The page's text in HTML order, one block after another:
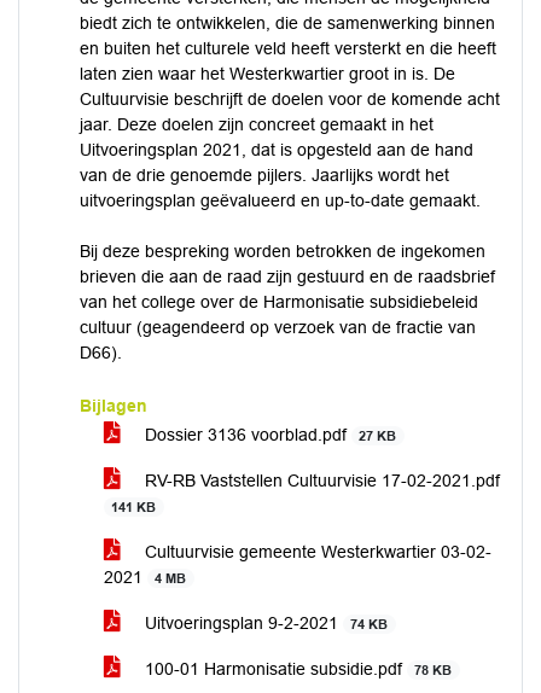
biedt zich te ontwikkelen, die de samenwerking binnen
en buiten het culturele veld heeft versterkt en die heeft
laten zien waar het Westerkwartier groot in is. De
Cultuurvisie beschrijft de doelen voor de komende acht
jaar. Deze doelen zijn concreet gemaakt in het
Uitvoeringsplan 2021, dat is opgesteld aan de hand
van de drie genoemde pijlers. Jaarlijks wordt het
uitvoeringsplan geëvalueerd en up-to-date gemaakt.
Bij deze bespreking worden betrokken de ingekomen
brieven die aan de raad zijn gestuurd en de raadsbrief
van het college over de Harmonisatie subsidiebeleid
cultuur (geagendeerd op verzoek van de fractie van
D66).
Bijlagen
Dossier 3136 voorblad.pdf
27 KB
RV-RB Vaststellen Cultuurvisie 17-02-2021.pdf
141 KB
Cultuurvisie gemeente Westerkwartier 03-02-
2021
4 MB
Uitvoeringsplan 9-2-2021 74 KB
100-01 Harmonisatie subsidie.pdf 78 KB